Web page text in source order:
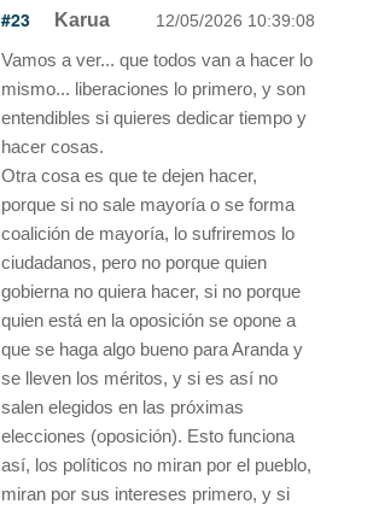
#23 Karua 12/05/2026 10:39:08
Vamos a ver... que todos van a hacer lo
mismo... liberaciones lo primero, y son
entendibles si quieres dedicar tiempo y
hacer cosas.
Otra cosa es que te dejen hacer,
porque si no sale mayoría o se forma
coalición de mayoría, lo sufriremos lo
ciudadanos, pero no porque quien
gobierna no quiera hacer, si no porque
quien está en la oposición se opone a
que se haga algo bueno para Aranda y
se lleven los méritos, y si es así no
salen elegidos en las próximas
elecciones (oposición). Esto funciona
así, los políticos no miran por el pueblo,
miran por sus intereses primero, y si